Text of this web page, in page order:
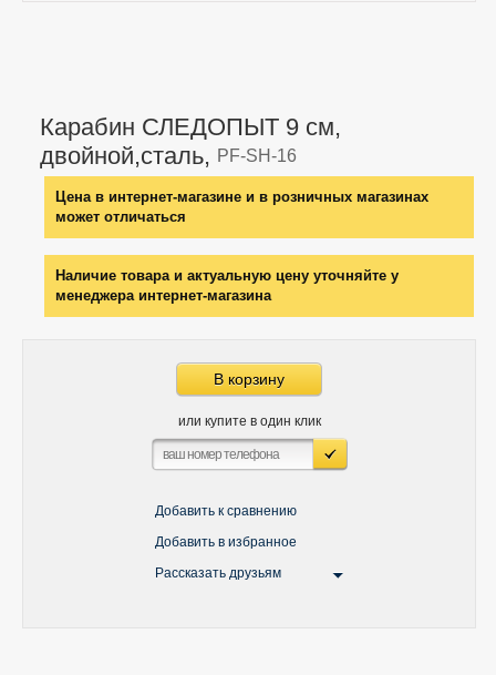
Карабин СЛЕДОПЫТ 9 см,
двойной,сталь, PF-SH-16
Цена в интернет-магазине и в розничных магазинах
может отличаться
Наличие товара и актуальную цену уточняйте у
менеджера интернет-магазина
В корзину
или купите в один клик
Добавить к сравнению
Добавить в избранное
Рассказать друзьям